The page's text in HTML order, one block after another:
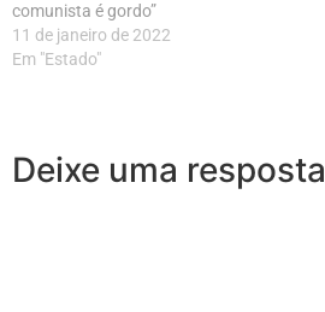
comunista é gordo”
11 de janeiro de 2022
Em "Estado"
Deixe uma resposta